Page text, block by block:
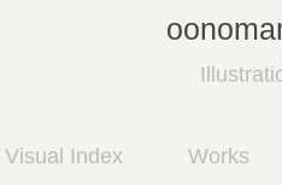
Visual Index Works